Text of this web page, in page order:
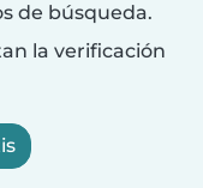
de búsqueda.
la verificación